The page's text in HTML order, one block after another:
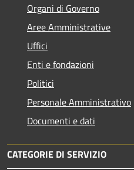
Organi di Governo
Aree Amministrative
Uffici
Enti e fondazioni
Politici
Personale Amministrativo
Documenti e dati
CATEGORIE DI SERVIZIO